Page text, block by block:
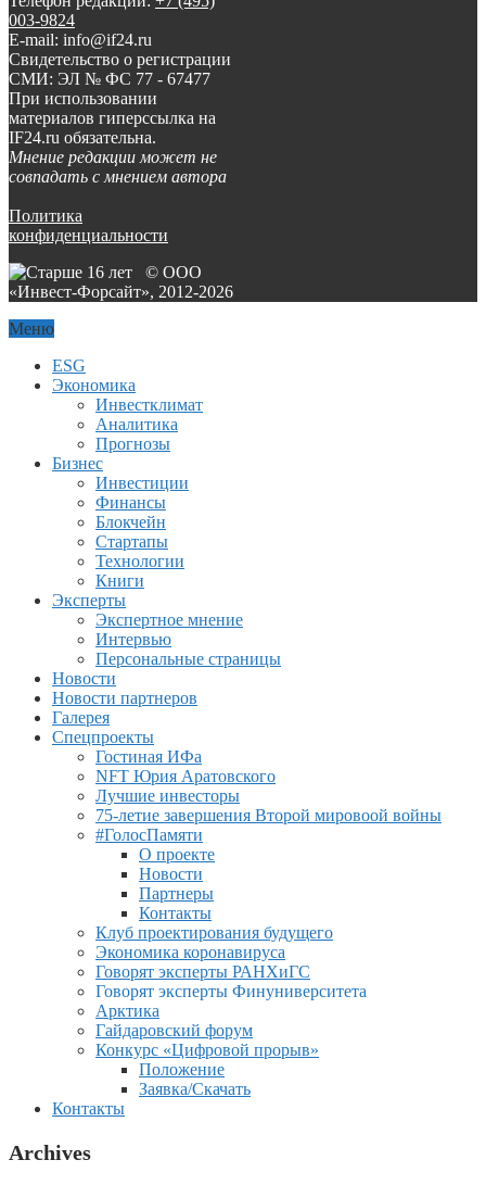
003-9824
E-mail: info@if24.ru
Свидетельство о регистрации
СМИ: ЭЛ № ФС 77 - 67477
При использовании
материалов гиперссылка на
IF24.ru обязательна.
Мнение редакции может не
совпадать с мнением автора
Политика
конфиденциальности
© ООО
«Инвест-Форсайт», 2012-2026
Меню
ESG
Экономика
Инвестклимат
Аналитика
Прогнозы
Бизнес
Инвестиции
Финансы
Блокчейн
Стартапы
Технологии
Книги
Эксперты
Экспертное мнение
Интервью
Персональные страницы
Новости
Новости партнеров
Галерея
Спецпроекты
Гостиная ИФа
NFT Юрия Аратовского
Лучшие инвесторы
75-летие завершения Второй мировоой войны
#ГолосПамяти
О проекте
Новости
Партнеры
Контакты
Клуб проектирования будущего
Экономика коронавируса
Говорят эксперты РАНХиГС
Говорят эксперты Финуниверситета
Арктика
Гайдаровский форум
Конкурс «Цифровой прорыв»
Положение
Заявка/Скачать
Контакты
Archives